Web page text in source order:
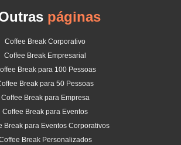
páginas
Coffee Break Corporativo
Coffee Break Empresarial
Break para 100 Pessoas
Break para 50 Pessoas
Coffee Break para Empresa
Coffee Break para Eventos
Break para Eventos Corporativos
Break Personalizados